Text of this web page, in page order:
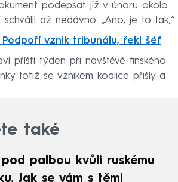
podepsat již v únoru okolo
až nedávno. „Ano, je to tak,“
vznik tribunálu, řekl šéf
příští týden při návštěvě finského
totiž se vznikem koalice přišly a
také
pod palbou kvůli ruskému
Jak se vám s těmi